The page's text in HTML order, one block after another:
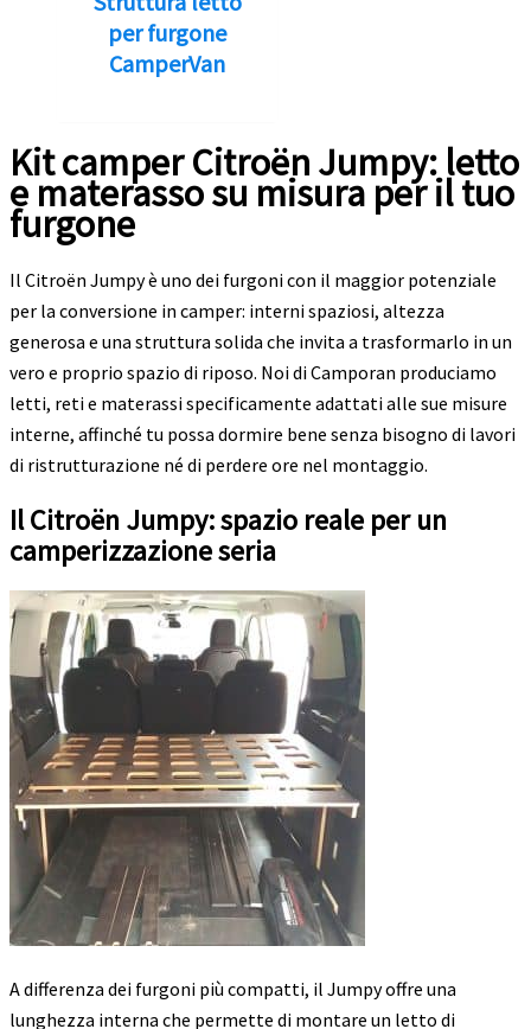
per furgone
CamperVan
Kit camper Citroën Jumpy: letto
e materasso su misura per il tuo
furgone
Il Citroën Jumpy è uno dei furgoni con il maggior potenziale
per la conversione in camper: interni spaziosi, altezza
generosa e una struttura solida che invita a trasformarlo in un
vero e proprio spazio di riposo. Noi di Camporan produciamo
letti, reti e materassi specificamente adattati alle sue misure
interne, affinché tu possa dormire bene senza bisogno di lavori
di ristrutturazione né di perdere ore nel montaggio.
Il Citroën Jumpy: spazio reale per un
camperizzazione seria
A differenza dei furgoni più compatti, il Jumpy offre una
lunghezza interna che permette di montare un letto di